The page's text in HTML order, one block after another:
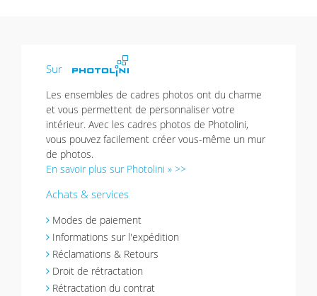
Sur
Les ensembles de cadres photos ont du charme
et vous permettent de personnaliser votre
intérieur. Avec les cadres photos de Photolini,
vous pouvez facilement créer vous-même un mur
de photos.
En savoir plus sur Photolini » >>
Achats & services
Modes de paiement
Informations sur l'expédition
Réclamations & Retours
Droit de rétractation
Rétractation du contrat